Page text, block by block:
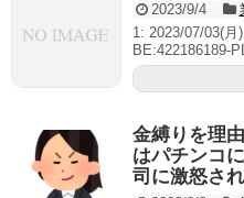
2023/9/4
1: 2023/07/03(
BE:422186189-
金縛りを理
はパチンコ
司に激怒さ